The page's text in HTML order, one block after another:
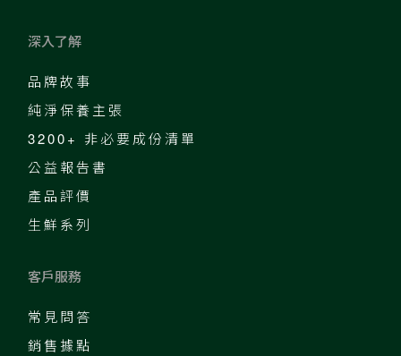
深入了解
品牌故事
純淨保養主張
3200+ 非必要成份清單
公益報告書
產品評價
生鮮系列
客戶服務
常見問答
銷售據點